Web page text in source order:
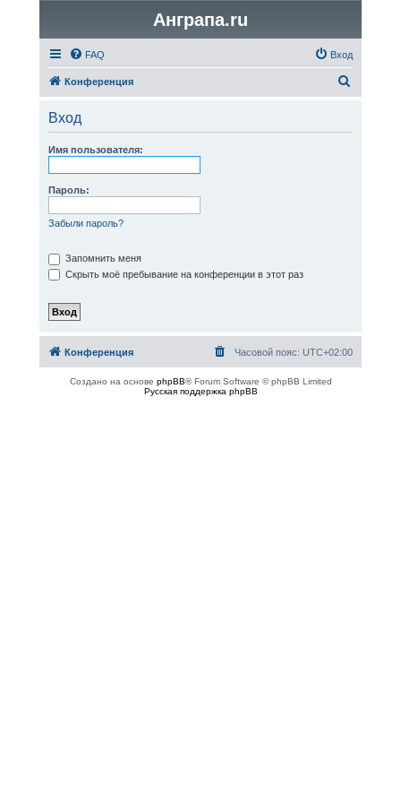
Анграпа.ru
FAQ Вход
Конференция
Вход
Имя пользователя:
Пароль:
Забыли пароль?
Запомнить меня
Скрыть моё пребывание на конференции в этот раз
Конференция Часовой пояс: UTC+02:00
Создано на основе phpBB® Forum Software © phpBB Limited
Русская поддержка phpBB